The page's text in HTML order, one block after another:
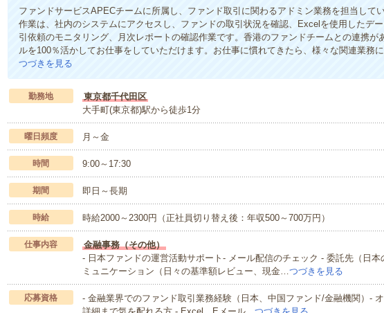
ファンドサービスAPECチームに所属し、ファンド取引に関わるアドミン業務を担当して
作業は、社内のシステムにアクセスし、ファンドの取引状況を確認、Excelを使用したデ
引依頼のモニタリング、月次レポートの確認作業です。香港のファンドチームとの連携が
ルを100％活かしてお仕事をしていただけます。お仕事に慣れてきたら、様々な関連業務
つづきを見る
勤務地
東京都千代田区
大手町(東京都)駅から徒歩1分
曜日頻度 月～金
時間 9:00～17:30
期間 即日～長期
時給 時給2000～2300円（正社員切り替え後：年収500～700万円）
仕事内容
金融事務（その他）
- 日本ファンドの運営活動サポート- メール配信のチェック - 委託先（日本
ミュニケーション（日々の基準額レビュー、現金…つづきを見る
応募資格
- 金融業界でのファンド取引業務経験（日本、中国ファンド/金融機関）- オ